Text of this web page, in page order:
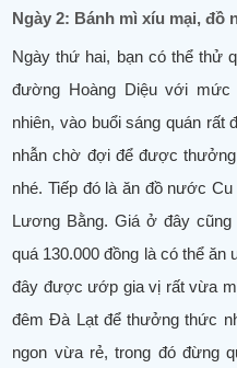
Ngày 2: Bánh mì xíu mại, đồ
Ngày thứ hai, bạn có thể thử
đường Hoàng Diệu với mức
nhiên, vào buổi sáng quán rất
nhẫn chờ đợi để được
nhé. Tiếp đó là ăn đồ nước
Lương Bằng. Giá ở đây
quá 130.000 đồng là có thể
đây được ướp gia vị rất vừa
đêm Đà Lạt để thưởng thức
ngon vừa rẻ, trong đó đừng